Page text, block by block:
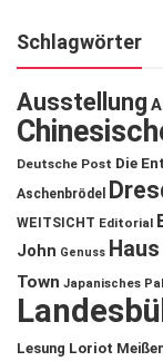
Schlagwörter
Ausstellung
Deutsche Post Die
Aschenbrödel
WEITSICHT Editorial
John Genuss
Town Japanisches
Lesung Loriot